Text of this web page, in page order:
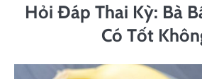
Hỏi Đáp Thai Kỳ: Bà
Có Tốt